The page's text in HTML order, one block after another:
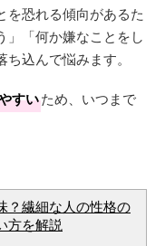
を恐れる傾向があるた
」「何か嫌なことをし
込んで悩みます。
すいため、いつまで
？繊細な人の性格の
方を解説